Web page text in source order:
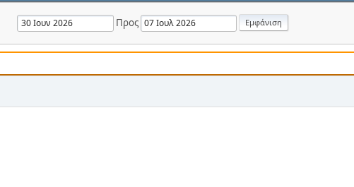
Προς